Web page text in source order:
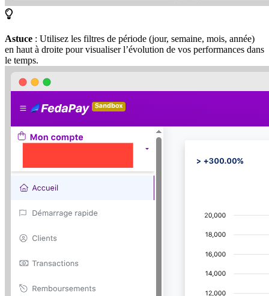
Astuce : Utilisez les filtres de période (jour, semaine, mois, année)
en haut à droite pour visualiser l’évolution de vos performances dans
le temps.